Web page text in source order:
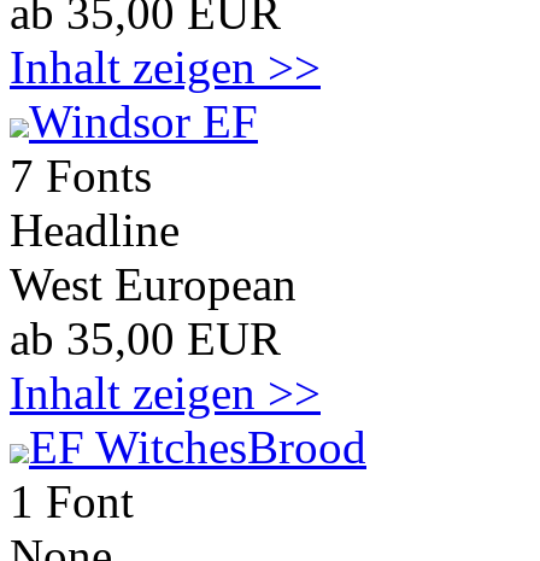
ab 35,00 EUR
Inhalt zeigen >>
Windsor EF
7 Fonts
Headline
West European
ab 35,00 EUR
Inhalt zeigen >>
EF WitchesBrood
1 Font